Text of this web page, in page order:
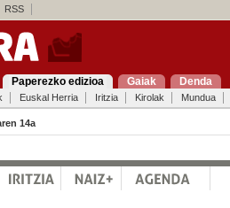
RSS
Paperezko edizioa Gaiak Denda
Euskal Herria Iritzia Kirolak Mundua
14a